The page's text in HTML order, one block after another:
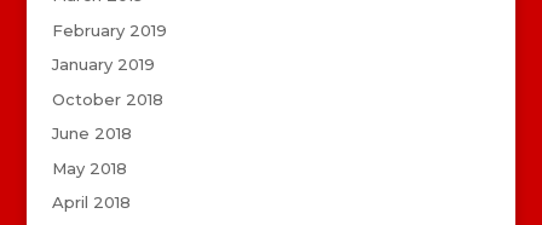
February 2019
January 2019
October 2018
June 2018
May 2018
April 2018